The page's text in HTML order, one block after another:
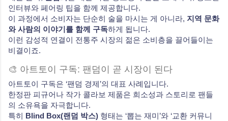
인터뷰와 페어링 팁을 함께 제공합니다.
이 과정에서 소비자는 단순히 술을 마시는 게 아니라, 지역 문화
와 사람의 이야기를 함께 구독하게 됩니다.
이런 감성적 연결이 전통주 시장의 젊은 소비층을 끌어들이는
비결이죠.
🎨 아트토이 구독: 팬덤이 곧 시장이 된다
아트토이 구독은 ‘팬덤 경제’의 대표 사례입니다.
한정판 피규어나 작가 콜라보 제품은 희소성과 스토리로 팬들
의 소유욕을 자극합니다.
특히 Blind Box(랜덤 박스) 형태는 ‘뽑는 재미’와 ‘교환 커뮤니